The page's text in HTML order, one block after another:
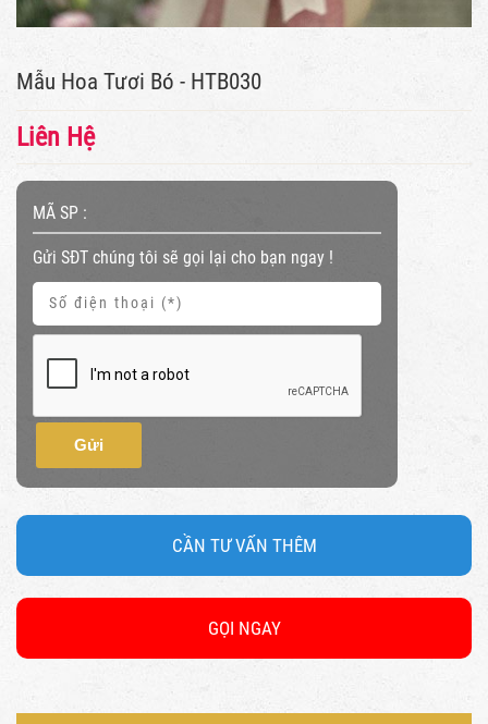
Mẫu Hoa Tươi Bó - HTB030
Liên Hệ
MÃ SP :
Gửi SĐT chúng tôi sẽ gọi lại cho bạn ngay !
Gửi
CẦN TƯ VẤN THÊM
GỌI NGAY